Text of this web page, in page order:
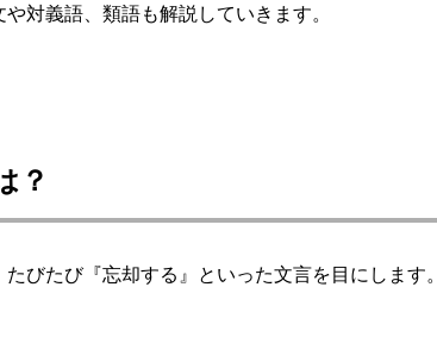
や対義語、類語も解説していきます。
？
びたび『忘却する』といった文言を目にします。